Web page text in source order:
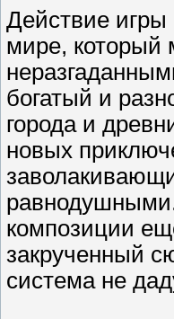
Действие игры
мире, который
богатый и
города и
новых
композиции
закрученный
система не